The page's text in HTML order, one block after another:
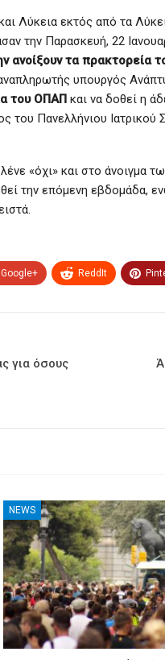
Λύκεια εκτός από τα
την Παρασκευή, 22
ανοίξουν τα πρακτορεία
υπουργός
του ΟΠΑΠ και να δοθεί η
του Πανελλήνιου
«όχι» και στο άνοιγμα
την επόμενη εβδομάδα,
Google+ ReddIt
για όσους
NEWS